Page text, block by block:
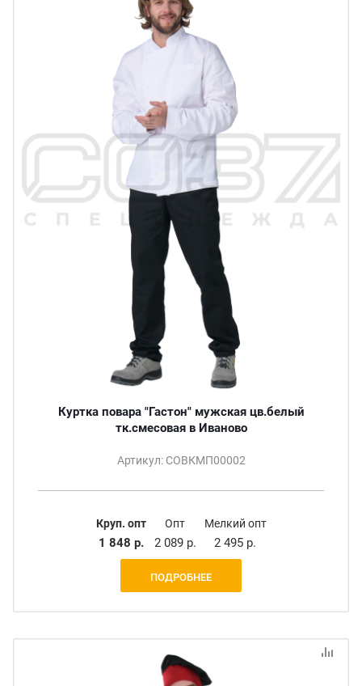
Куртка повара "Гастон" мужская цв.белый
тк.смесовая в Иваново
Артикул: СОВКМП00002
Круп. опт
1 848 р.
Опт
2 089 р.
Мелкий опт
2 495 р.
ПОДРОБНЕЕ